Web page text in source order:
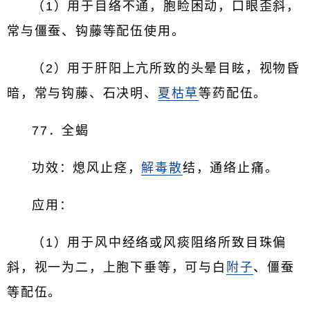
（1）用于目络不通，胞睑困动，口眼歪斜，
常与僵蚕、钩藤等配伍使用。
（2）用于肝阳上亢所致的头晕目眩，视物昏
暗，常与钩藤、石决明、 夏枯草等药配伍。
77．全蝎
功效：熄风止痉，解毒散结，通络止痛。
应用：
（1）用于风中经络或风痰阻络所致目珠偏
斜，视一为二，上胞下垂等，可与白 附子、僵蚕
等配伍。